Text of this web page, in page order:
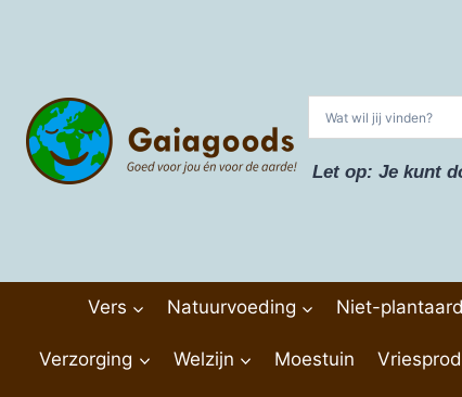
Let op: Je kunt
Vers Natuurvoeding Niet-
Verzorging Welzijn Moestuin